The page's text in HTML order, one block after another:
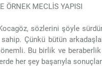
ÖRNEK MECLİS YAPISI
sözlerini şöyle
sahip. Çünkü bütün
Bu birlik ve beraberlik
her şey başarıyla